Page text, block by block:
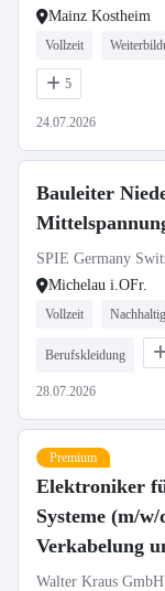
Mainz Kostheim
Vollzeit
5
24.07.2026
Bauleiter
SPIE Germany
Michelau i.OFr.
Vollzeit
Berufskleidung
28.07.2026
Premium
Elektroniker
Systeme (m/
Verkabelung
Walter Kraus GmbH